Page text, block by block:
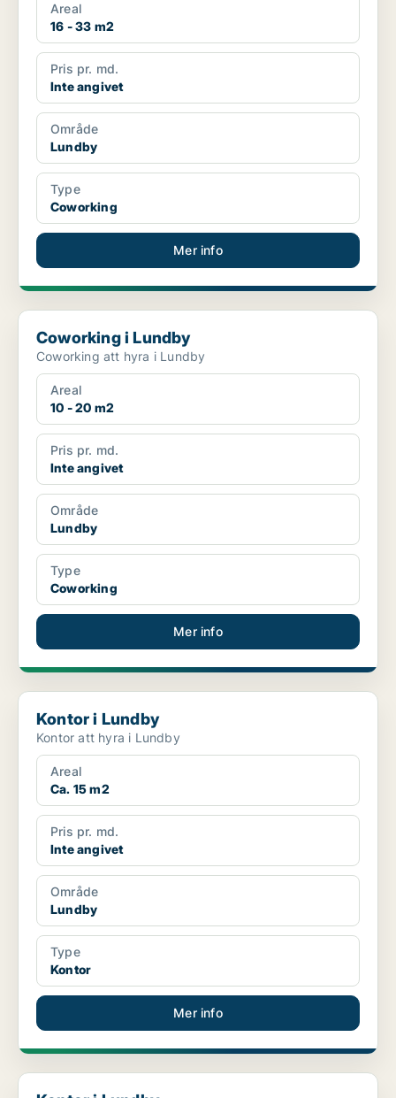
Areal
16 - 33 m2
Pris pr. md.
Inte angivet
Område
Lundby
Type
Coworking
Mer info
Coworking i Lundby
Coworking i Lundby
Coworking att hyra i Lundby
Areal
10 - 20 m2
Pris pr. md.
Inte angivet
Område
Lundby
Type
Coworking
Mer info
Kontor i Lundby
Kontor i Lundby
Kontor att hyra i Lundby
Areal
Ca. 15 m2
Pris pr. md.
Inte angivet
Område
Lundby
Type
Kontor
Mer info
Kontor i Lundby